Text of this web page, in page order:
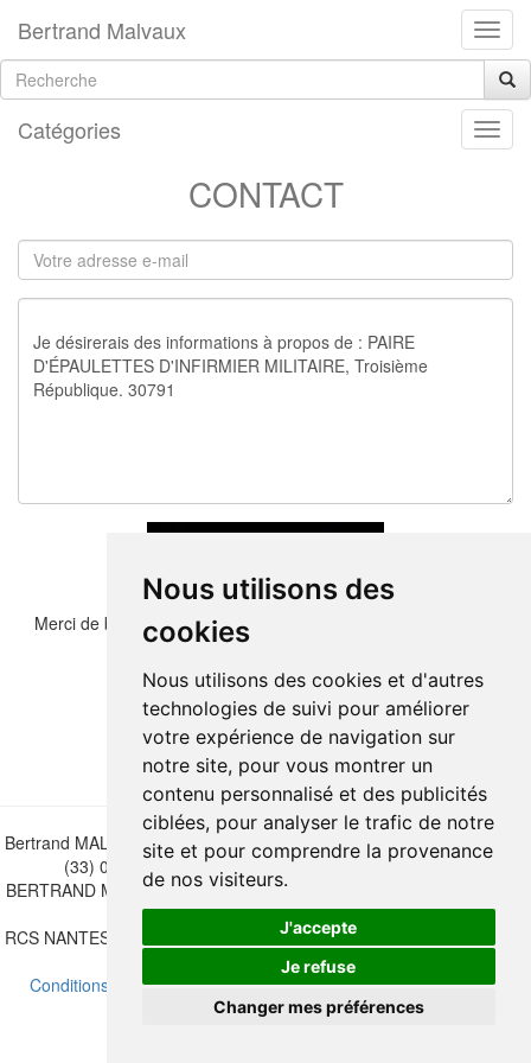
Nous utilisons des
cookies
Nous utilisons des cookies et d'autres
technologies de suivi pour améliorer
votre expérience de navigation sur
notre site, pour vous montrer un
contenu personnalisé et des publicités
ciblées, pour analyser le trafic de notre
site et pour comprendre la provenance
de nos visiteurs.
J'accepte
Je refuse
Changer mes préférences
Bertrand Malvaux
Catégories
CONTACT
Merci de bien vouloir recopier les chiffres et lettre ci-dessous :
Bertrand MALVAUX - 22 rue Crébillon, 44000 Nantes - FRANCE - Tél.
(33) 02 40 733 600 — bertrand.malvaux@wanadoo.fr
BERTRAND MALVAUX - ÉDITIONS DU CANONNIER SARL au capital
de 47.000 EUROS
RCS NANTES B 442 295 077 - N° INTRACOMMUNAUTAIRE CEE FR
30 442 295 077
Conditions de vente-Mettre à jour vos préférences de cookies